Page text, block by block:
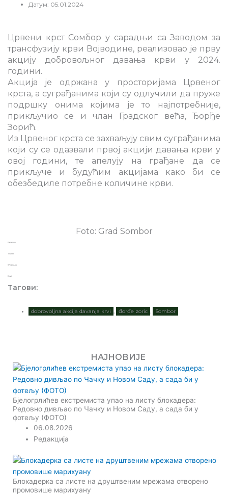
Датум: 05.01.2024
Црвени крст Сомбор у сарадњи са Заводом за
трансфузију крви Војводине, реализовао је прву
акцију добровољног давања крви у 2024.
години.
Акција је одржана у просторијама Црвеног
крста, а суграђанима који су одлучили да пруже
подршку онима којима је то најпотребније,
прикључио се и члан Градског већа, Ђорђе
Зорић.
Из Црвеног крста се захваљују свим суграђанима
који су се одазвали првој акцији давања крви у
овој години, те апелују на грађане да се
прикључе и будућим акцијама како би се
обезбедиле потребне количине крви.
Foto: Grad Sombor
Facebook
Twitter
WhatsApp
Email
Тагови:
dobrovoljna akcija davanja krvi đorđe zoric Sombor
НАЈНОВИЈЕ
Бјелогрлићев екстремиста упао на листу блокадера:
Редовно дивљао по Чачку и Новом Саду, а сада би у
фотељу (ФОТО)
06.08.2026
Редакција
Блокадерка са листе на друштвеним мрежама отворено
промовише марихуану